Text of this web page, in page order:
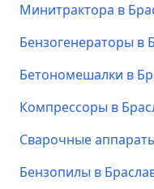
Минитрактора в
Бензогенераторы в
Бетономешалки в
Компрессоры в
Сварочные
Бензопилы в